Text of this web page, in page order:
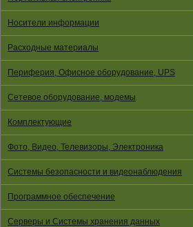
Носители информации
Расходные материалы
Периферия, Офисное оборудование, UPS
Сетевое оборудование, модемы
Комплектующие
Фото, Видео, Телевизоры, Электроника
Системы безопасности и видеонаблюдения
Программное обеспечение
Серверы и Системы хранения данных